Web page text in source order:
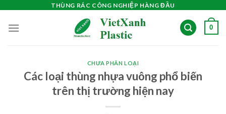
content
THÙNG RÁC CÔNG NGHIỆP HÀNG ĐẦU
0
CHƯA PHÂN LOẠI
Các loại thùng nhựa vuông phổ biến
trên thị trường hiện nay